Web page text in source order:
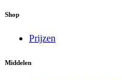
Shop
Prijzen
Middelen